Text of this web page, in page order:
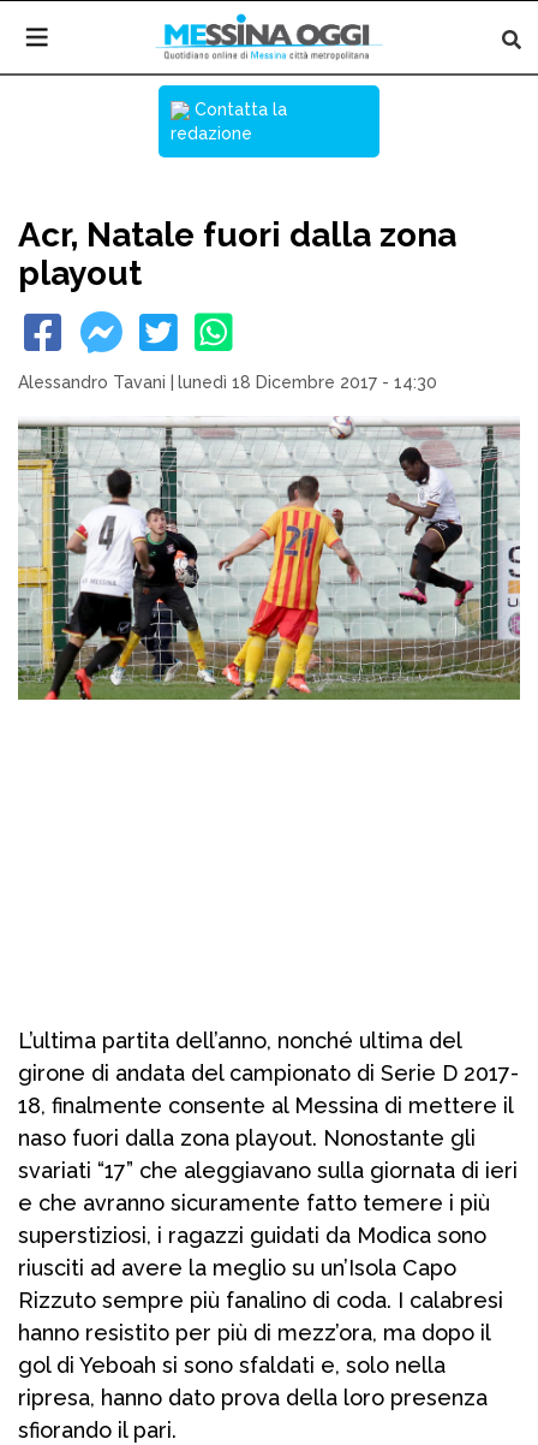
Contatta la
redazione
Acr, Natale fuori dalla zona
playout
Alessandro Tavani lunedì 18 Dicembre 2017 - 14:30
L’ultima partita dell’anno, nonché ultima del
girone di andata del campionato di Serie D 2017-
18, finalmente consente al Messina di mettere il
naso fuori dalla zona playout. Nonostante gli
svariati “17” che aleggiavano sulla giornata di ieri
e che avranno sicuramente fatto temere i più
superstiziosi, i ragazzi guidati da Modica sono
riusciti ad avere la meglio su un’Isola Capo
Rizzuto sempre più fanalino di coda. I calabresi
hanno resistito per più di mezz’ora, ma dopo il
gol di Yeboah si sono sfaldati e, solo nella
ripresa, hanno dato prova della loro presenza
sfiorando il pari.